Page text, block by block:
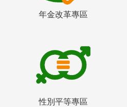
年金改革專區
性別平等專區